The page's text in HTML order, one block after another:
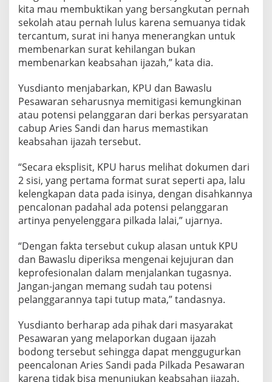
kita mau membuktikan yang bersangkutan pernah
sekolah atau pernah lulus karena semuanya tidak
tercantum, surat ini hanya menerangkan untuk
membenarkan surat kehilangan bukan
membenarkan keabsahan ijazah,” kata dia.
Yusdianto menjabarkan, KPU dan Bawaslu
Pesawaran seharusnya memitigasi kemungkinan
atau potensi pelanggaran dari berkas persyaratan
cabup Aries Sandi dan harus memastikan
keabsahan ijazah tersebut.
“Secara eksplisit, KPU harus melihat dokumen dari
2 sisi, yang pertama format surat seperti apa, lalu
kelengkapan data pada isinya, dengan disahkannya
pencalonan padahal ada potensi pelanggaran
artinya penyelenggara pilkada lalai,” ujarnya.
“Dengan fakta tersebut cukup alasan untuk KPU
dan Bawaslu diperiksa mengenai kejujuran dan
keprofesionalan dalam menjalankan tugasnya.
Jangan-jangan memang sudah tau potensi
pelanggarannya tapi tutup mata,” tandasnya.
Yusdianto berharap ada pihak dari masyarakat
Pesawaran yang melaporkan dugaan ijazah
bodong tersebut sehingga dapat menggugurkan
peencalonan Aries Sandi pada Pilkada Pesawaran
karena tidak bisa menunjukan keabsahan ijazah.